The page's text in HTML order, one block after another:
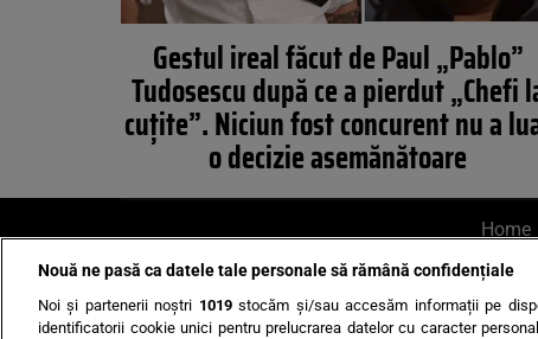
Gestul ireal făcut de Paul „Pablo”
Tudosescu după ce a pierdut „Chefi
cuțite”. Niciun fost concurent nu a
o decizie asemănătoare
Home
AI UN PONT? Scrie-ne
Nouă ne pasă ca datele tale personale să rămână confidențiale
Noi și partenerii noștri 1019stocăm și/sau accesăm informații pe
identificatorii cookie unici pentru prelucrarea datelor cu caracter